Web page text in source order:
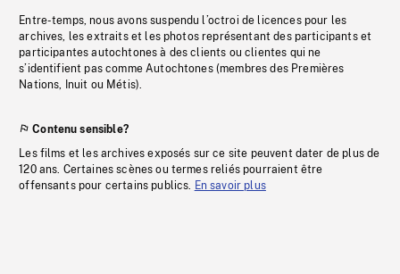
Entre-temps, nous avons suspendu l’octroi de licences pour les
archives, les extraits et les photos représentant des participants et
participantes autochtones à des clients ou clientes qui ne
s’identifient pas comme Autochtones (membres des Premières
Nations, Inuit ou Métis).
Contenu sensible?
Les films et les archives exposés sur ce site peuvent dater de plus de
120 ans. Certaines scènes ou termes reliés pourraient être
offensants pour certains publics. En savoir plus